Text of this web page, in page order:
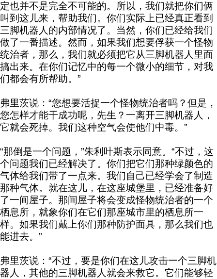
定也并不是完全不可能的。所以，我们就把你们俩
叫到这儿来，帮助我们。你们实际上已经真正看到
三脚机器人的内部情况了。当然，你们已经给我们
做了一番描述。然而，如果我们想要俘获一个怪物
统治者，那么，我们就必须把它从三脚机器人里面
搞出来。在你们记忆中的每一个微小的细节，对我
们都会有所帮助。”
弗里茨说：“您想要活捉一个怪物统治者吗？但是，
您怎样才能干成功呢，先生？一离开三脚机器人，
它就会死掉。我们这种空气会使他们中毒。”
“那倒是一个问题，”朱利叶斯表示同意。“不过，这
个问题我们已经解决了。你们把它们那种绿颜色的
气体给我们带了一点来。我们自己已经学会了制造
那种气体。就在这儿，在这座城堡里，已经准备好
了一间屋子。那间屋子将会变成怪物统治者的一个
栖息所，就象你们在它们那座城市里的栖息所一
样。如果我们戴上你们那种防护面具，那么我们也
能进去。”
弗里茨说：“不过，要是你们在这儿攻击一个三脚机
器人，其他的三脚机器人就会来救它。它们能够轻